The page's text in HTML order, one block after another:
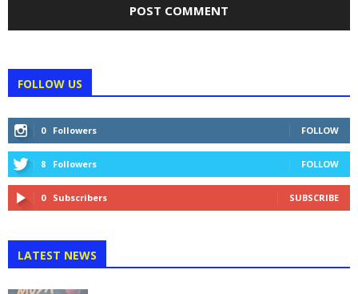
FOLLOW US
0 Followers FOLLOW
8 Followers FOLLOW
0 Subscribers SUBSCRIBE
LATEST NEWS